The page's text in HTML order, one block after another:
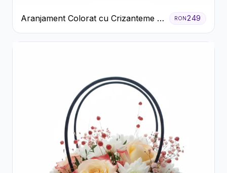
Aranjament Colorat cu Crizanteme în
Cutie Rustică
RON249